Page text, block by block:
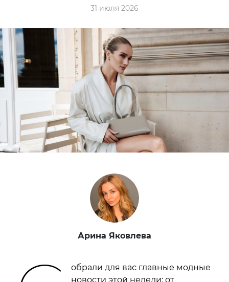
31 июля 2026
Арина Яковлева
обрали для вас главные модные
новости этой недели: от